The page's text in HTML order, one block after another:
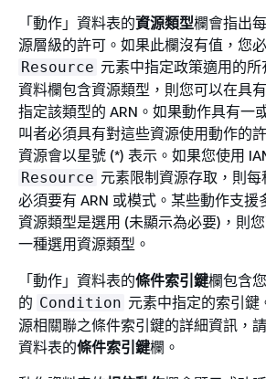
「動作」資料表的資源類型欄會指出
源層級的許可。如果此欄沒有值，您
Resource 元素中指定政策適用的
資料欄包含資源類型，則您可以在具
指定該類型的 ARN。如果動作具有一
叫者必須具有對這些資源使用動作的
資源會以星號 (*) 表示。如果您使用
Resource 元素限制資源存取，則
必須要有 ARN 或模式。某些動作支援
資源類型是選用 (未顯示為必要)，則
一種選用資源類型。
「動作」資料表的條件索引鍵欄包含
的 Condition 元素中指定的索引鍵
源相關聯之條件索引鍵的詳細資訊，
資料表的條件索引鍵欄。